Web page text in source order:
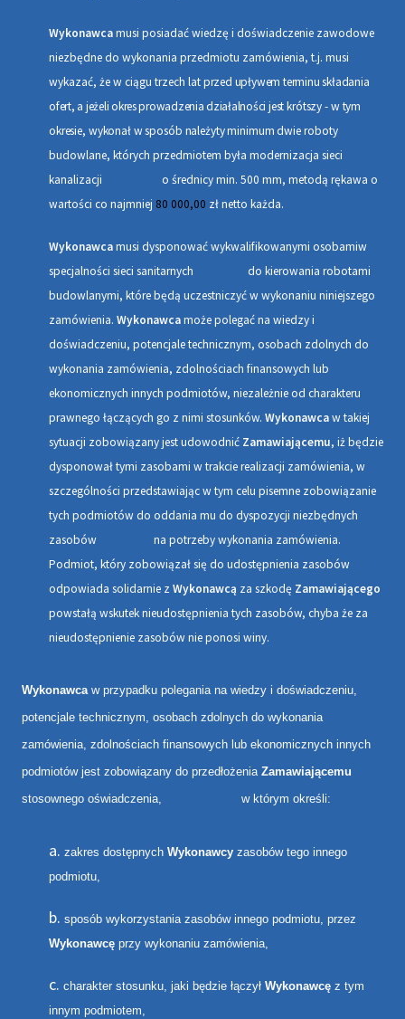
Wykonawcamusi posiadać wiedzę i doświadczenie zawodowe
niezbędne do wykonania przedmiotu zamówienia, t.j. musi
wykazać, że w ciągu trzech latprzed upływem terminu składania
ofert, a jeżeli okres prowadzenia działalności jest krótszy - w tym
okresie, wykonał w sposób należyty minimumdwie roboty
budowlane, których przedmiotem była modernizacja sieci
kanalizacji o średnicy min. 500 mm, metodą rękawa o
wartości co najmniej 80 000,00 zł netto każda.
Wykonawcamusi dysponować wykwalifikowanymi osobamiw
specjalności sieci sanitarnych do kierowania robotami
budowlanymi, które będą uczestniczyć w wykonaniu niniejszego
zamówienia. Wykonawcamoże polegać na wiedzy i
doświadczeniu, potencjale technicznym, osobach zdolnych do
wykonania zamówienia, zdolnościach finansowych lub
ekonomicznych innych podmiotów, niezależnie od charakteru
prawnego łączących go z nimi stosunków. Wykonawcaw takiej
sytuacji zobowiązany jest udowodnić Zamawiającemu, iż będzie
dysponował tymi zasobami w trakcie realizacji zamówienia, w
szczególności przedstawiając w tym celu pisemne zobowiązanie
tych podmiotów do oddania mu do dyspozycji niezbędnych
zasobów na potrzeby wykonania zamówienia.
Podmiot, który zobowiązał się do udostępnienia zasobów
odpowiada solidarnie z Wykonawcą za szkodę Zamawiającego
powstałą wskutek nieudostępnienia tych zasobów, chyba że za
nieudostępnienie zasobów nie ponosi winy.
Wykonawcaw przypadku polegania na wiedzy i doświadczeniu,
potencjale technicznym, osobach zdolnych do wykonania
zamówienia, zdolnościach finansowych lub ekonomicznych innych
podmiotów jest zobowiązany do przedłożenia Zamawiającemu
stosownego oświadczenia, w którym określi:
zakres dostępnych Wykonawcy zasobów tego innego
podmiotu,
sposób wykorzystania zasobów innego podmiotu, przez
Wykonawcę przy wykonaniu zamówienia,
charakter stosunku, jaki będzie łączył Wykonawcę z tym
innym podmiotem,